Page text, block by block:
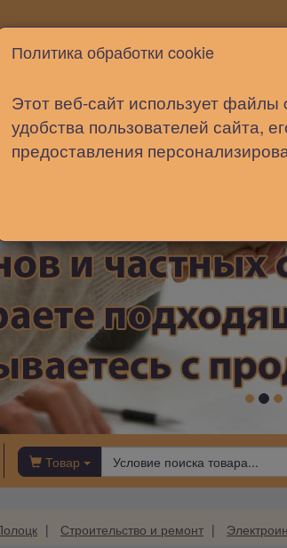
Новости Статьи
Товар
Строительство и ремонт
Политика обработки cookie
Этот веб-сайт использует файлы
удобства пользователей сайта,
предоставления